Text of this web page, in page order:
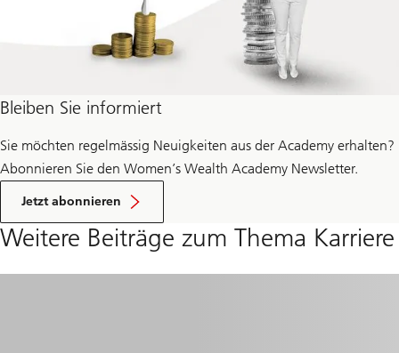
Bleiben Sie informiert
Sie möchten regelmässig Neuigkeiten aus der Academy erhalten?
Abonnieren Sie den Women’s Wealth Academy Newsletter.
Jetzt abonnieren
Weitere Beiträge zum Thema Karriere